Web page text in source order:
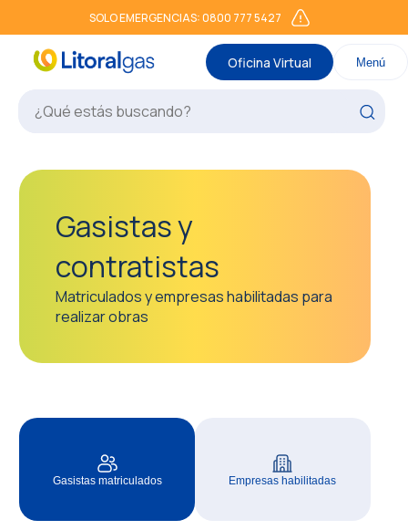
SOLO EMERGENCIAS: 0800 777 5427
Oficina Virtual Menú
Gasistas y
contratistas
Matriculados y empresas habilitadas para
realizar obras
Gasistas matriculados Empresas habilitadas